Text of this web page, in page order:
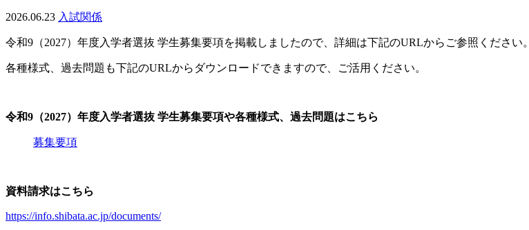
2026.06.23 入試関係
令和9（2027）年度入学者選抜 学生募集要項を掲載しましたので、詳細は下記のURLからご参照ください。
各種様式、過去問題も下記のURLからダウンロードできますので、ご活用ください。
令和9（2027）年度入学者選抜 学生募集要項や各種様式、過去問題はこちら
募集要項
資料請求はこちら
https://info.shibata.ac.jp/documents/